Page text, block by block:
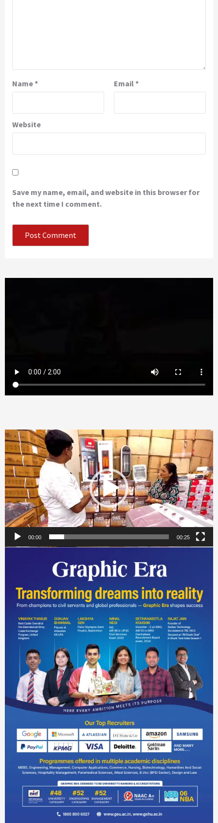
Name* Email *
Website
Save my name, email, and website in this browser for
the next time I comment.
Video
Player
00:00 00:25